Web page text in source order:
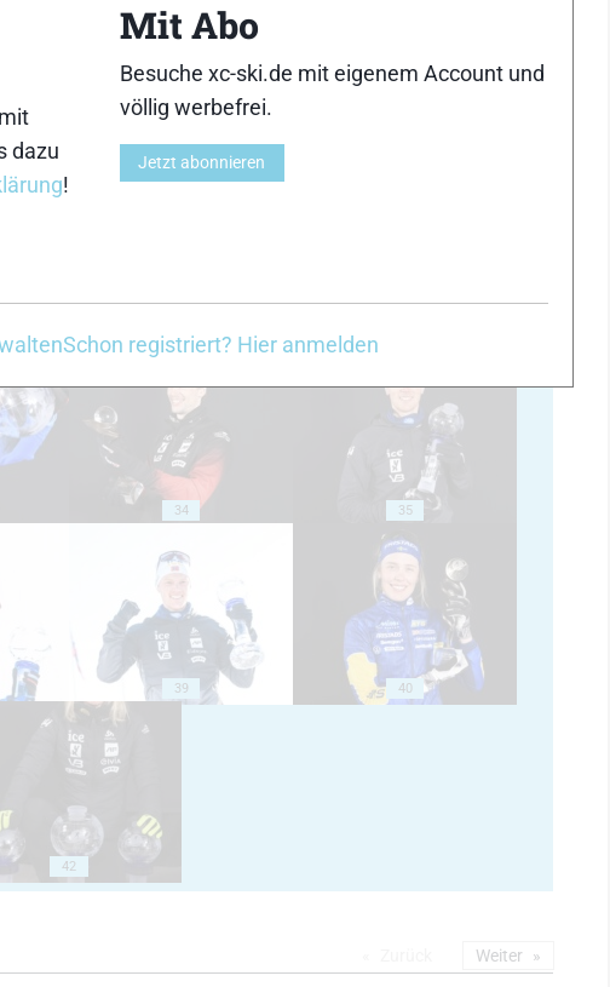
24
34 35
39 40
42
Weiter
dazu
!
Mit Abo
Besuche xc-ski.de mit eigenem Account und
völlig werbefrei.
Jetzt abonnieren
Schon registriert? Hier anmelden